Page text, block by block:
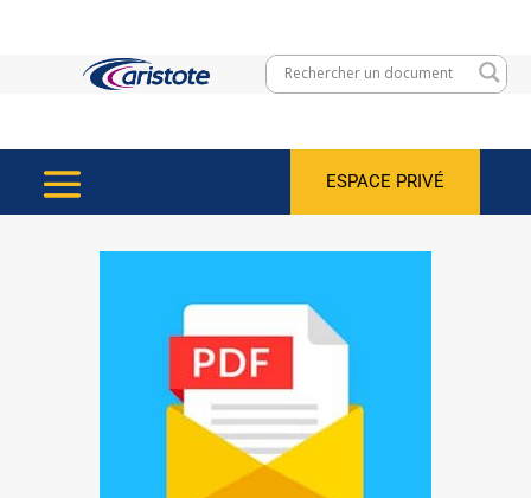
ESPACE PRIVÉ